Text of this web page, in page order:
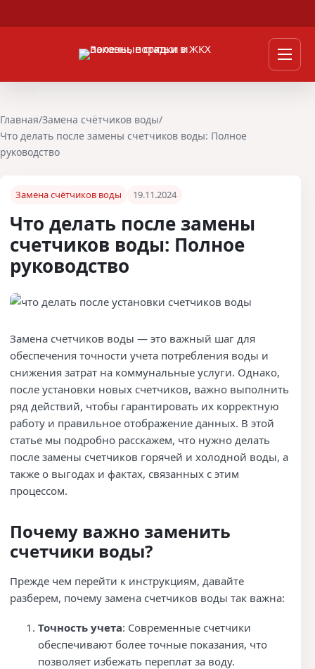
Меню
Главная/Замена счётчиков воды/
Что делать после замены счетчиков воды: Полное
руководство
Замена счётчиков воды 19.11.2024
Что делать после замены
счетчиков воды: Полное
руководство
Замена счетчиков воды — это важный шаг для
обеспечения точности учета потребления воды и
снижения затрат на коммунальные услуги. Однако,
после установки новых счетчиков, важно выполнить
ряд действий, чтобы гарантировать их корректную
работу и правильное отображение данных. В этой
статье мы подробно расскажем, что нужно делать
после замены счетчиков горячей и холодной воды, а
также о выгодах и фактах, связанных с этим
процессом.
Почему важно заменить
счетчики воды?
Прежде чем перейти к инструкциям, давайте
разберем, почему замена счетчиков воды так важна:
Точность учета: Современные счетчики
обеспечивают более точные показания, что
позволяет избежать переплат за воду.